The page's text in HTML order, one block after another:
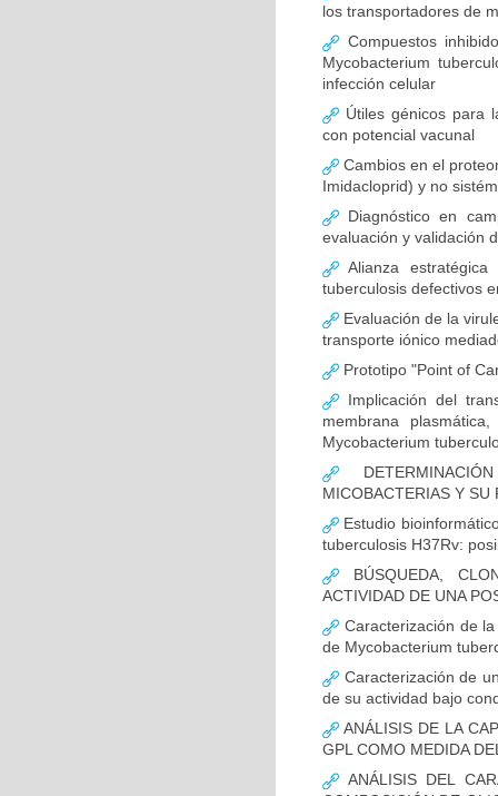
los transportadores de
Compuestos
Mycobacterium
infección celular
Útiles génicos para
con potencial vacunal
Cambios en el
Imidacloprid) y no
Diagnóstico en
evaluación y validación
Alianza
tuberculosis defectivos
Evaluación de la
transporte iónico
Prototipo "Point of
Implicación del
membrana
Mycobacterium
MICOBACTERIAS Y SU
Estudio
tuberculosis H37Rv:
BÚSQUEDA,
ACTIVIDAD DE UNA
Caracterización de
de Mycobacterium
Caracterización de
de su actividad bajo
ANÁLISIS DE LA
GPL COMO MEDIDA
ANÁLISIS DEL